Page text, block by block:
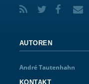
AUTOREN
André Tautenhahn
KONTAKT